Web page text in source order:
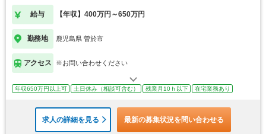
す。
給与 【年収】400万円～650万円
勤務地 鹿児島県 曽於市
アクセス ※お問い合わせください
年収650万円以上可 土日休み（相談可含む） 残業月10ｈ以下 在宅業務あり
求人の詳細を見る 最新の募集状況を問い合わせる